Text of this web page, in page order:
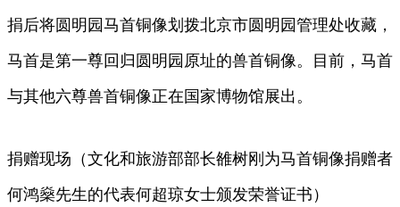
捐后将圆明园马首铜像划拨北京市圆明园管理处收藏，
马首是第一尊回归圆明园原址的兽首铜像。目前，马首
与其他六尊兽首铜像正在国家博物馆展出。
捐赠现场（文化和旅游部部长雒树刚为马首铜像捐赠者
何鸿燊先生的代表何超琼女士颁发荣誉证书）